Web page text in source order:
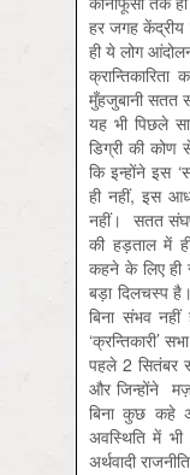
हर जगह
ही ये लोग
मुँहजुबानी सतत
यह भी पिछले
डिग्री की कोण
कि इन्होंने इस
ही नहीं, इस
नहीं। सतत
की हड़ताल में
कहने के लिए ही
बड़ा दिलचस्प
बिना संभव
‘क्रन्तिकारी’
पहले 2 सितंबर
और जिन्होंने
बिना कुछ कहे
अवस्थिति में
अर्थवादी